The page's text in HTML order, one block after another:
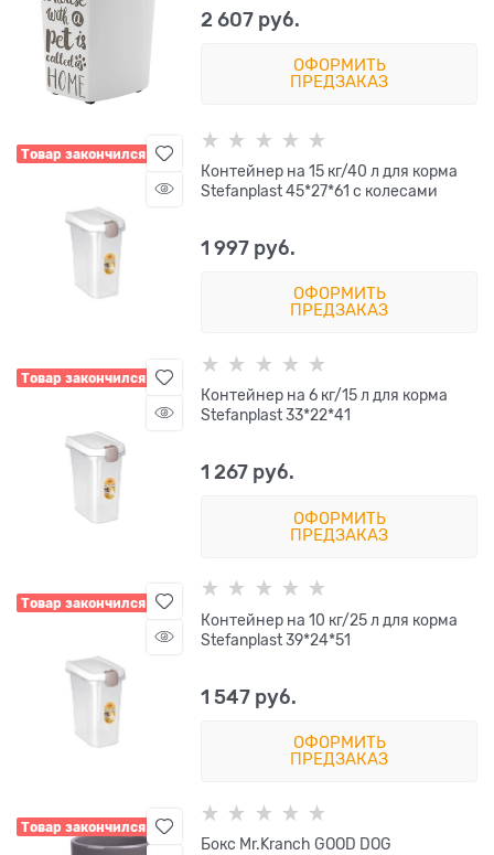
2 607 руб.
ОФОРМИТЬ
ПРЕДЗАКАЗ
Товар закончился
Контейнер на 15 кг/40 л для корма
Stefanplast 45*27*61 с колесами
1 997 руб.
ОФОРМИТЬ
ПРЕДЗАКАЗ
Товар закончился
Контейнер на 6 кг/15 л для корма
Stefanplast 33*22*41
1 267 руб.
ОФОРМИТЬ
ПРЕДЗАКАЗ
Товар закончился
Контейнер на 10 кг/25 л для корма
Stefanplast 39*24*51
1 547 руб.
ОФОРМИТЬ
ПРЕДЗАКАЗ
Товар закончился
Бокс Mr.Kranch GOOD DOG